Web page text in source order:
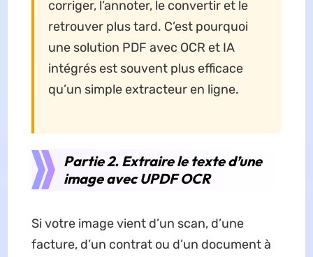
corriger, l’annoter, le convertir et le
retrouver plus tard. C’est pourquoi
une solution PDF avec OCR et IA
intégrés est souvent plus efficace
qu’un simple extracteur en ligne.
Partie 2. Extraire le texte d’une
image avec UPDF OCR
Si votre image vient d’un scan, d’une
facture, d’un contrat ou d’un document à